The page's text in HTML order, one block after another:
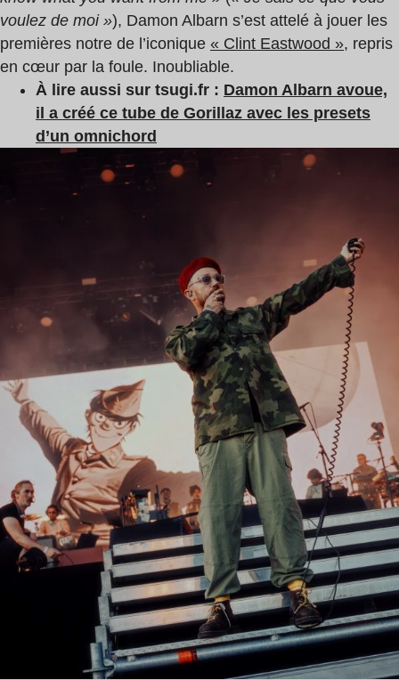
voulez de moi »), Damon Albarn s’est attelé à jouer les
premières notre de l’iconique « Clint Eastwood », repris
en cœur par la foule. Inoubliable.
À lire aussi sur tsugi.fr : Damon Albarn avoue,
il a créé ce tube de Gorillaz avec les presets
d’un omnichord